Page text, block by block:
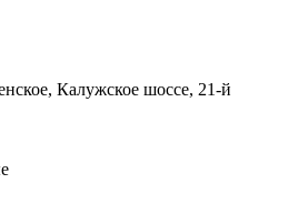
Калужское шоссе, 21-й